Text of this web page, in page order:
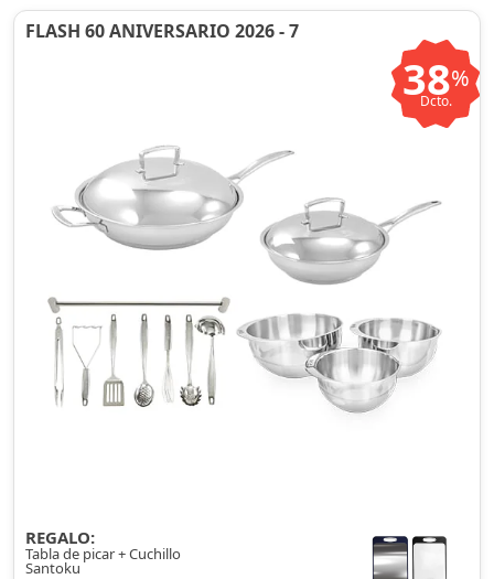
FLASH 60 ANIVERSARIO 2026 - 7
38%
Dcto.
REGALO:
Tabla de picar + Cuchillo
Santoku